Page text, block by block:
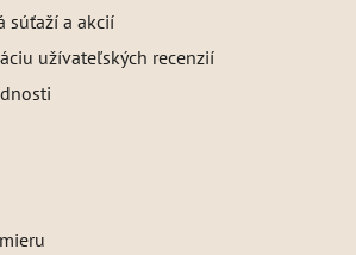
súťaží a akcií
užívateľských recenzií